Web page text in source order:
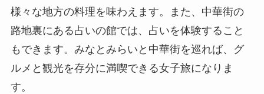
様々な地方の料理を味わえます。また、中華街の
路地裏にある占いの館では、占いを体験すること
もできます。みなとみらいと中華街を巡れば、グ
ルメと観光を存分に満喫できる女子旅になりま
す。